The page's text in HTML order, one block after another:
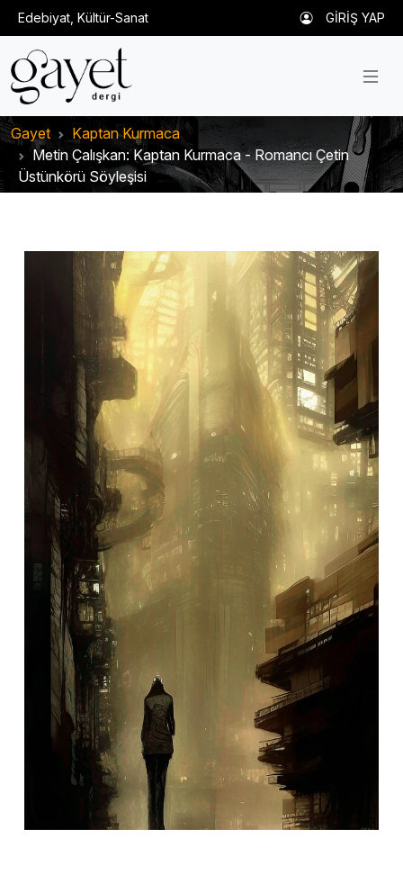
Edebiyat, Kültür-Sanat GİRİŞ YAP
Gayet
Kaptan Kurmaca
Metin Çalışkan: Kaptan Kurmaca - Romancı Çetin
Üstünkörü Söyleşisi